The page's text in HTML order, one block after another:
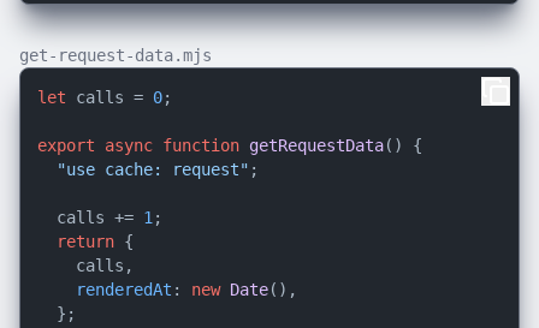
get-request-data.mjs
let calls = 0;
export async function getRequestData( ) {
"use cache: request" ;
  calls +=
1 ;
return {
    calls,
renderedAt : new Date(),
  };